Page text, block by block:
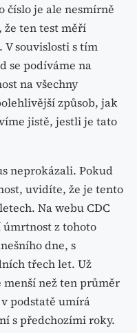
číslo je ale nesmírně
že ten test měří
souvislosti s tím
se podíváme na
na všechny
způsob, jak
jistě, jestli je tato
neprokázali. Pokud
uvidíte, že je tento
Na webu CDC
z tohoto
dne, s
třech let. Už
než ten průměr
podstatě umírá
s předchozími roky.